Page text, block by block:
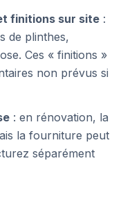
finitions sur site :
de plinthes,
Ces « finitions »
non prévus si
: en rénovation, la
la fourniture peut
séparément